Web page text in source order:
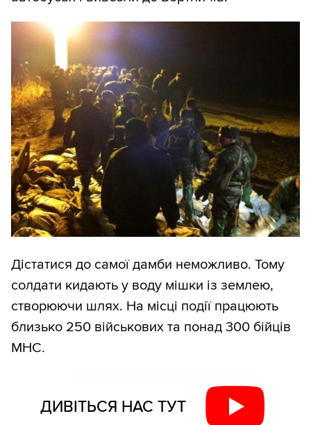
Дістатися до самої дамби неможливо. Тому
солдати кидають у воду мішки із землею,
створюючи шлях. На місці події працюють
близько 250 військових та понад 300 бійців
МНС.
ДИВІТЬСЯ НАС ТУТ